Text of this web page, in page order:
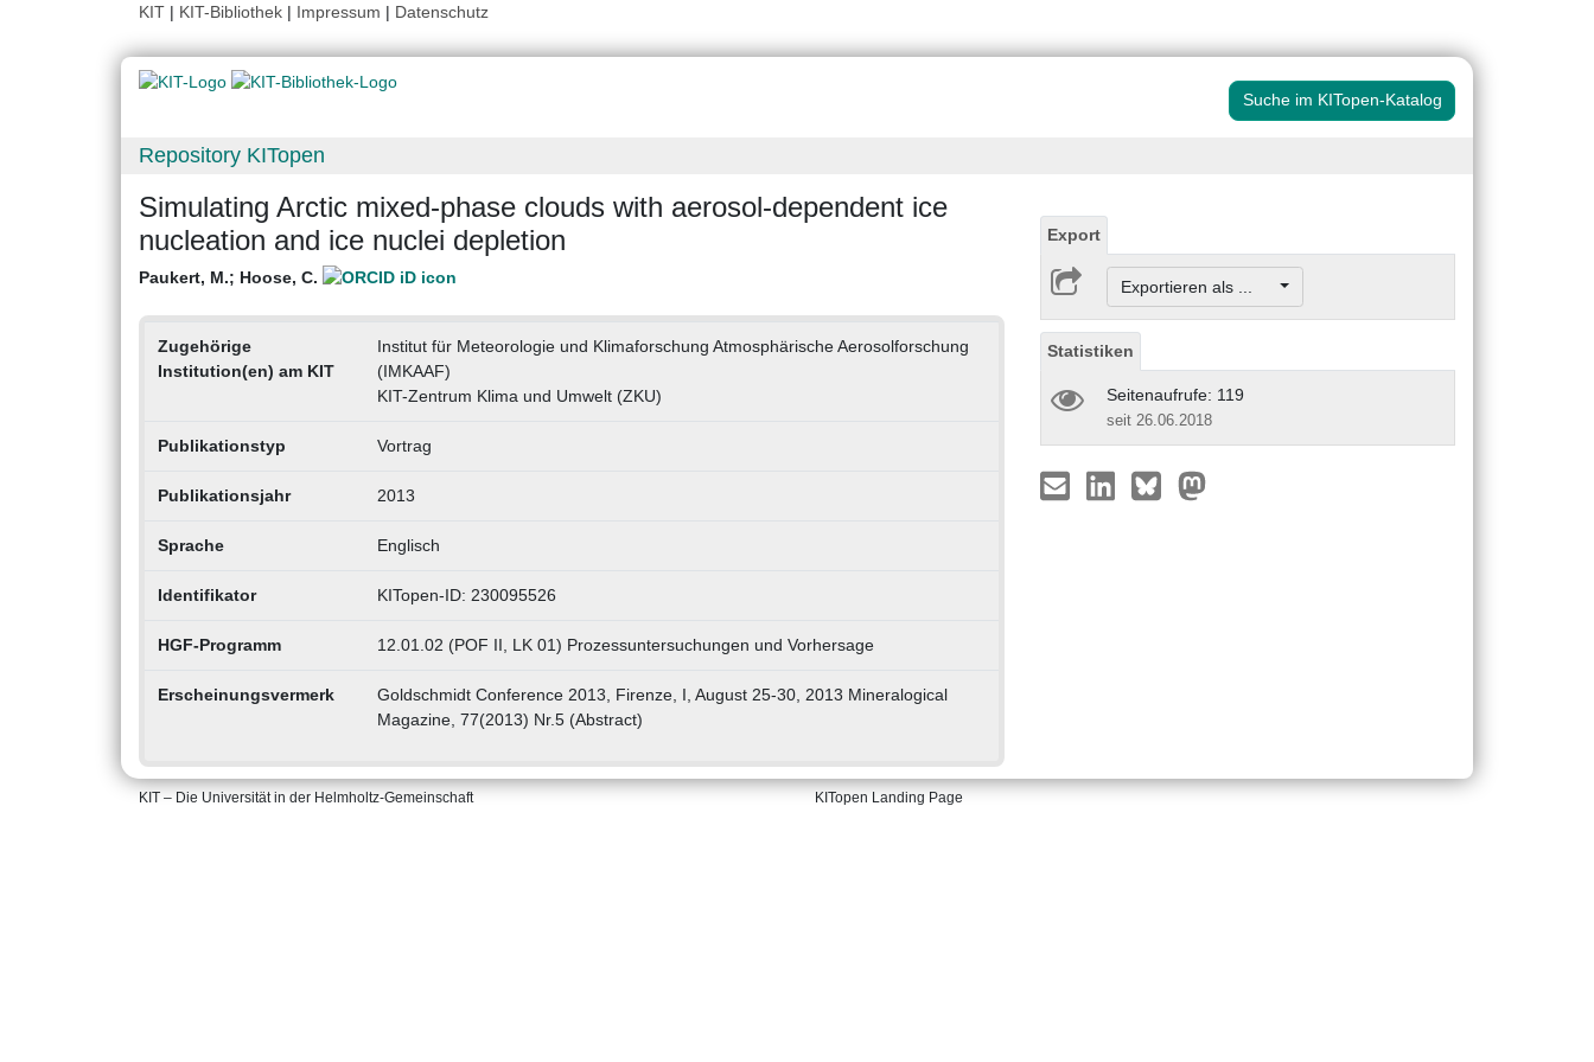
KIT | KIT-Bibliothek | Impressum | Datenschutz
Suche im KITopen-Katalog
Repository KITopen
Simulating Arctic mixed-phase clouds with aerosol-dependent ice
nucleation and ice nuclei depletion
Paukert, M.; Hoose, C.
Zugehörige
Institution(en) am KIT
Institut für Meteorologie und Klimaforschung Atmosphärische Aerosolforschung
(IMKAAF)
KIT-Zentrum Klima und Umwelt (ZKU)
Publikationstyp Vortrag
Publikationsjahr 2013
Sprache Englisch
Identifikator KITopen-ID: 230095526
HGF-Programm 12.01.02 (POF II, LK 01) Prozessuntersuchungen und Vorhersage
Erscheinungsvermerk
Goldschmidt Conference 2013, Firenze, I, August 25-30, 2013 Mineralogical
Magazine, 77(2013) Nr.5 (Abstract)
Export
Exportieren als ...
Statistiken
Seitenaufrufe: 119
seit 26.06.2018
KIT – Die Universität in der Helmholtz-Gemeinschaft KITopen Landing Page